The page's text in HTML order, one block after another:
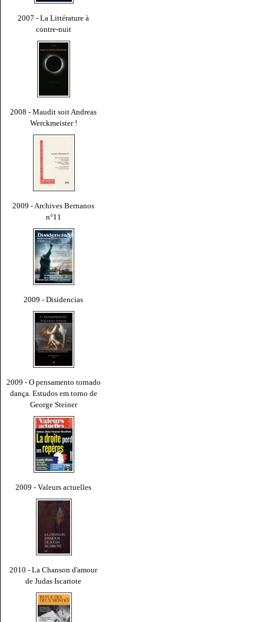
2007 - La Littérature à
contre-nuit
2008 - Maudit soit Andreas
Werckmeister !
2009 - Archives Bernanos
n°11
2009 - Disidencias
2009 - O pensamento tornado
dança. Estudos em torno de
George Steiner
2009 - Valeurs actuelles
2010 - La Chanson d'amour
de Judas Iscariote